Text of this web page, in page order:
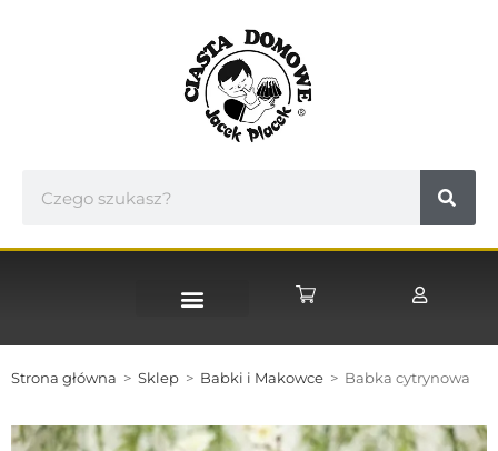
Strona główna > Sklep > Babki i Makowce > Babka cytrynowa